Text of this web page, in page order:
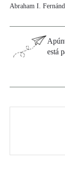
Abraham I.
está